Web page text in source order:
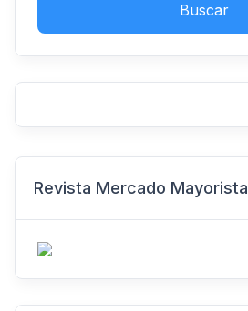
Buscar
Revista Mercado Mayorista